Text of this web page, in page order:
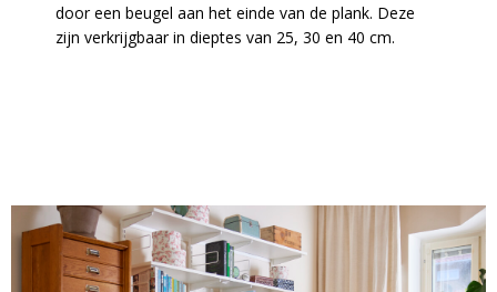
door een beugel aan het einde van de plank. Deze
zijn verkrijgbaar in dieptes van 25, 30 en 40 cm.